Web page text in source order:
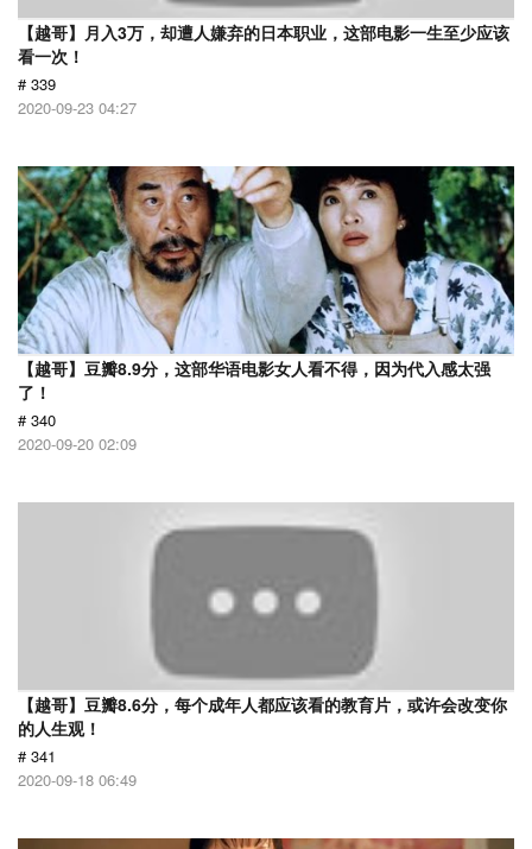
【越哥】月入3万，却遭人嫌弃的日本职业，这部电影一生至少应该
看一次！
# 339
2020-09-23 04:27
【越哥】豆瓣8.9分，这部华语电影女人看不得，因为代入感太强
了！
# 340
2020-09-20 02:09
【越哥】豆瓣8.6分，每个成年人都应该看的教育片，或许会改变你
的人生观！
# 341
2020-09-18 06:49